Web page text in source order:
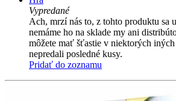
Vypredané
Ach, mrzí nás to, z tohto produktu sa
nemáme ho na sklade my ani
môžete mať šťastie v niektorých
nepredali posledné kusy.
Pridať do zoznamu